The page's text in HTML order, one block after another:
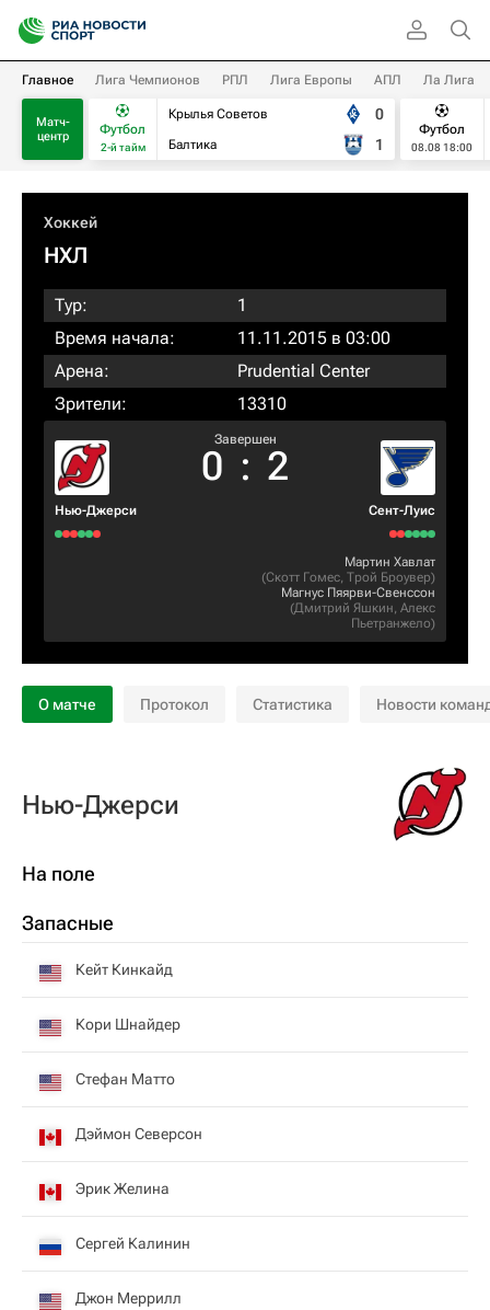
Главное Лига Чемпионов РПЛ Лига Европы АПЛ Ла Лига
Матч-
центр
Футбол
2-й тайм
Крылья Советов
Балтика
0
1
Футбол
08.08 18:00
Хоккей
НХЛ
Тур:
1
Время начала:
11.11.2015 в 03:00
Арена:
Prudential Center
Зрители:
13310
Нью-Джерси
Завершен
0 : 2
Сент-Луис
Мартин Хавлат
(Скотт Гомес, Трой Броувер)
Магнус Пяярви-Свенссон
(Дмитрий Яшкин, Алекс
Пьетранжело)
О матче Протокол Статистика Новости
Нью-Джерси
На поле
Запасные
Кейт Кинкайд
Кори Шнайдер
Стефан Матто
Дэймон Северсон
Эрик Желина
Сергей Калинин
Джон Меррилл